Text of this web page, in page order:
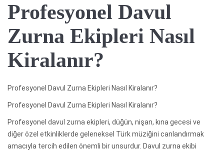
Profesyonel Davul
Zurna Ekipleri Nasıl
Kiralanır?
Profesyonel Davul Zurna Ekipleri Nasıl Kiralanır?
Profesyonel Davul Zurna Ekipleri Nasıl Kiralanır?
Profesyonel davul zurna ekipleri, düğün, nişan, kına gecesi ve
diğer özel etkinliklerde geleneksel Türk müziğini canlandırmak
amacıyla tercih edilen önemli bir unsurdur. Davul zurna ekibi